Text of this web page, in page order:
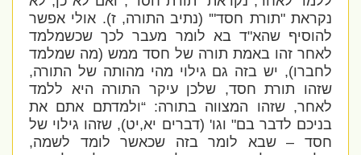
נקראת "תורת חסד"' (נתיב התורה, ז). אולי אפשר
להוסיף שהא"ד בא לומר מעבר לכך שכשמלמד
לאחר זהו באמת תורה של חסד ממש (מה שמלמד
לחברו), יש בזה גם גילוי מהי מהותה של התורה,
שזהו תורת חסד, שלכן עיקר התורה היא ללמד
לאחר, שזהו המצווה בתורה: “ולמדתם אתם את
בניכם לדבר בם" וגו' (דברים יא,יט), שזהו גילוי של
חסד – שבא לומר בזה שכאשר לומד לשמה,